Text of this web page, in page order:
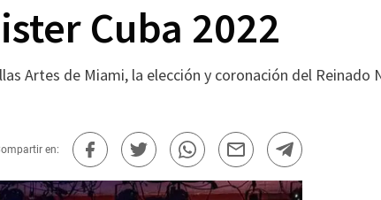
Cuba 2022
Artes de Miami, la elección y coronación del Reinado
en: